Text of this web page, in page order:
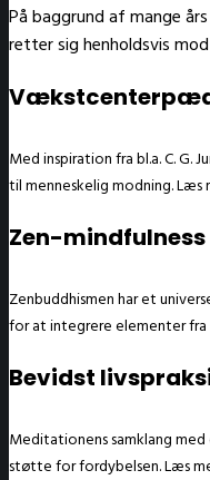
På baggrund af mange
retter sig henholdsvis
Med inspiration fra bl.a. C.
til menneskelig modning.
Zen-mindfulness
Zenbuddhismen har et
for at integrere elementer fra
Bevidst
Meditationens samklang
støtte for fordybelsen. Læs